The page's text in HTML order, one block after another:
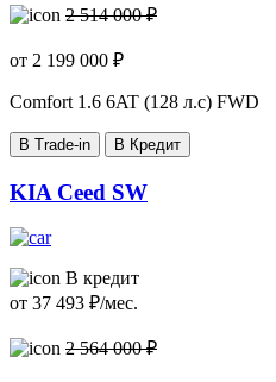
2 514 000 ₽
от 2 199 000 ₽
Comfort 1.6 6AT (128 л.с) FWD
В Trade-in В Кредит
KIA Ceed SW
В кредит
от 37 493 ₽/мес.
2 564 000 ₽